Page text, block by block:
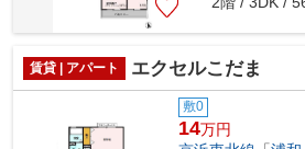
賃貸 | アパート エクセルこだま
敷0
14万円